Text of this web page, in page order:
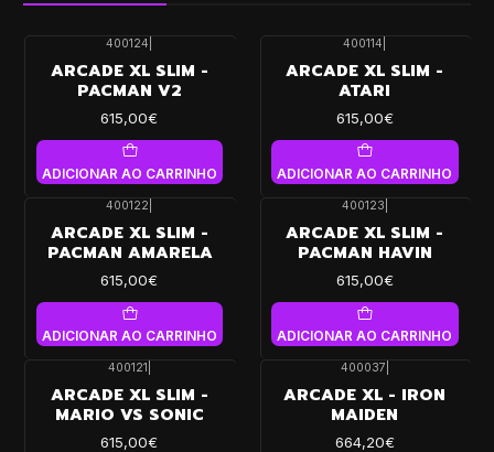
400124
ARCADE XL SLIM -
PACMAN V2
615,00€
ADICIONAR AO CARRINHO
400114
ARCADE XL SLIM -
ATARI
615,00€
ADICIONAR AO CARRINHO
400122
ARCADE XL SLIM -
PACMAN AMARELA
615,00€
ADICIONAR AO CARRINHO
400123
ARCADE XL SLIM -
PACMAN HAVIN
615,00€
ADICIONAR AO CARRINHO
400121
ARCADE XL SLIM -
MARIO VS SONIC
615,00€
400037
ARCADE XL - IRON
MAIDEN
664,20€